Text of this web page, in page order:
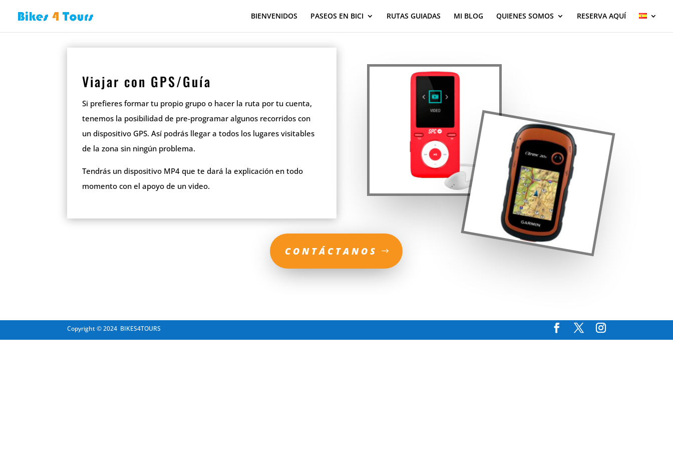
BIENVENIDOS PASEOS EN BICI RUTAS GUIADAS MI BLOG QUIENES SOMOS RESERVA AQUÍ
Viajar con GPS/Guía
Si prefieres formar tu propio grupo o hacer la ruta por tu cuenta,
tenemos la posibilidad de pre-programar algunos recorridos con
un dispositivo GPS. Así podrás llegar a todos los lugares visitables
de la zona sin ningún problema.
Tendrás un dispositivo MP4 que te dará la explicación en todo
momento con el apoyo de un video.
CONTÁCTANOS
Copyright © 2024 BIKES4TOURS